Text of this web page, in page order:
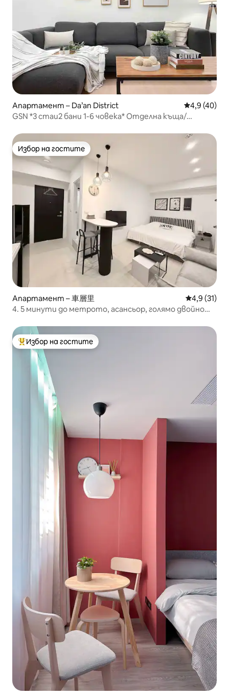
Апартамент – Da’an District Средна
4,9 (40)
GSN *3 стаи2 бани 1-6 човека* Отделна къща/
пеша от метрото/цяла кухня, дългосрочно наемане
Избор на гостите
Избор на гостите
Апартамент – 車層里 Средна
4,9 (31)
4. 5 минути до метрото, асансьор, голямо двойно
Най-популярен избор на гостите
Избор на гостите